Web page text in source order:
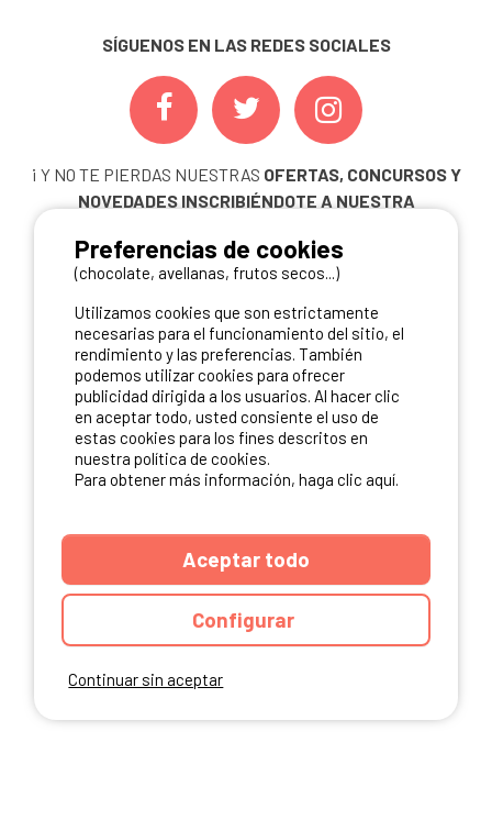
SÍGUENOS EN LAS REDES SOCIALES
¡ Y NO TE PIERDAS NUESTRAS OFERTAS, CONCURSOS Y
NOVEDADES INSCRIBIÉNDOTE A NUESTRA
ME INSCRIBO
NUESTROS PARTNERS
Continuar sin aceptar
Preferencias de cookies
(chocolate, avellanas, frutos secos...)
Utilizamos cookies que son estrictamente
necesarias para el funcionamiento del sitio, el
rendimiento y las preferencias. También
podemos utilizar cookies para ofrecer
publicidad dirigida a los usuarios. Al hacer clic
en aceptar todo, usted consiente el uso de
estas cookies para los fines descritos en
nuestra política de cookies.
Para obtener más información, haga clic aquí.
Aceptar todo
Configurar